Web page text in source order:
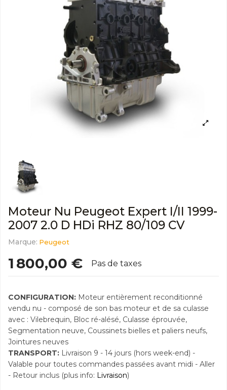
Moteur Nu Peugeot Expert I/II 1999-
2007 2.0 D HDi RHZ 80/109 CV
Marque: Peugeot
1 800,00 € Pas de taxes
CONFIGURATION: Moteur entièrement reconditionné
vendu nu - composé de son bas moteur et de sa culasse
avec : Vilebrequin, Bloc ré-alésé, Culasse éprouvée,
Segmentation neuve, Coussinets bielles et paliers neufs,
Jointures neuves
TRANSPORT: Livraison 9 - 14 jours (hors week-end) -
Valable pour toutes commandes passées avant midi - Aller
- Retour inclus (plus info: Livraison)